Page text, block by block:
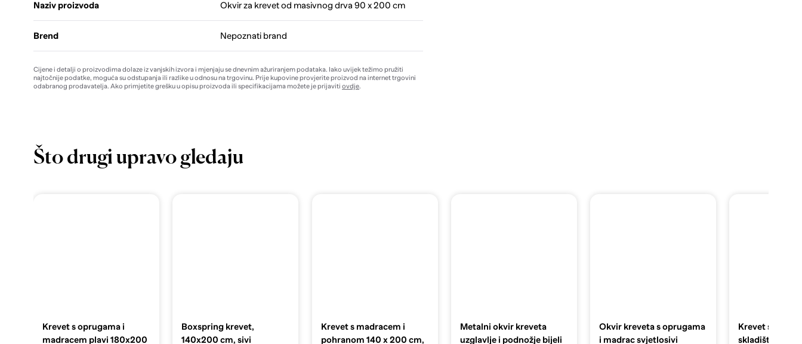
Naziv proizvoda Okvir za krevet od masivnog drva 90 x 200 cm
Brend Nepoznati brand
Cijene i detalji o proizvodima dolaze iz vanjskih izvora i mjenjaju se dnevnim ažuriranjem podataka. Iako uvijek težimo pružiti
najtočnije podatke, moguća su odstupanja ili razlike u odnosu na trgovinu. Prije kupovine provjerite proizvod na internet trgovini
odabranog prodavatelja. Ako primjetite grešku u opisu proizvoda ili specifikacijama možete je prijaviti ovdje.
Što drugi upravo gledaju
Krevet s oprugama i
madracem plavi 180x200
Boxspring krevet,
140x200 cm, sivi
Krevet s madracem i
pohranom 140 x 200 cm,
Metalni okvir kreveta
uzglavlje i podnožje bijeli
Okvir kreveta s oprugama
i madrac svjetlosivi
Krevet s
skladištem